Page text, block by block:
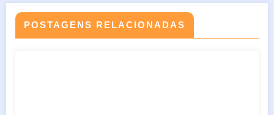
POSTAGENS RELACIONADAS